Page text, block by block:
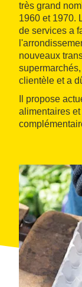
très grand
1960 et 1970.
de services a
nouveaux
clientèle et a
Il propose
alimentaires